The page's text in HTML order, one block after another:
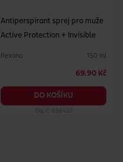
Antiperspirant sprej pro muže
Active Protection + Invisible
Rexona 150 ml
69.90 Kč
DO KOŠÍKU
Obj. č.: 696432